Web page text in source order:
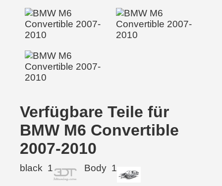
Verfügbare Teile für
BMW M6 Convertible
2007-2010
black 1 Body 1